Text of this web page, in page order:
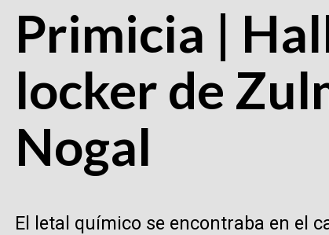
Primicia |
locker de
Nogal
El letal químico se encontraba en el